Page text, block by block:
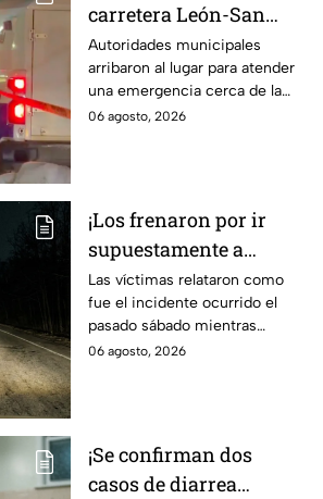
carretera León-San
Francisco del Rincón;
deja una persona sin
vid4
Autoridades municipales
arribaron al lugar para atender
una emergencia cerca de la
comunidad de La Mora.
06 agosto, 2026
¡Los frenaron por ir
supuestamente a
exceso de velocidad!
Peregrinos de Nuevo
Laredo relatan cómo
fueron asaltados en
Las víctimas relataron como
fue el incidente ocurrido el
pasado sábado mientras
regresaban de la Ciudad de
06 agosto, 2026
¡Se confirman dos
casos de diarrea